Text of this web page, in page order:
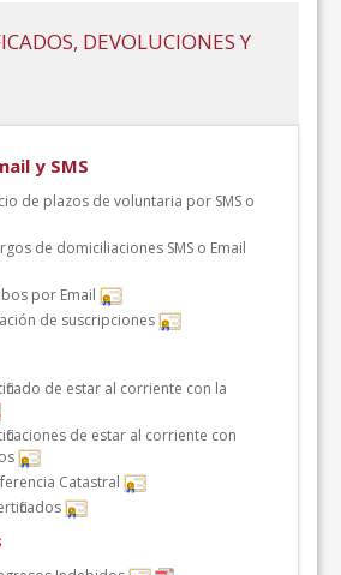
DEVOLUCIONES Y
y SMS
de plazos de voluntaria por SMS o
de domiciliaciones SMS o Email
por Email
de suscripciones
de estar al corriente con la
de estar al corriente con
Catastral